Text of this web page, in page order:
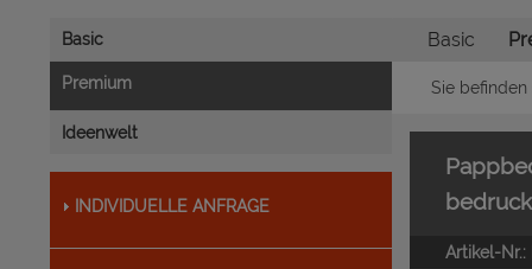
Basic
Premium
Ideenwelt
INDIVIDUELLE ANFRAGE
Basic
Sie befinden
Artikel-Nr.: